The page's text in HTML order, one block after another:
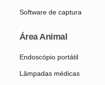
Software de captura
Área Animal
Endoscópio portátil
Lâmpadas médicas